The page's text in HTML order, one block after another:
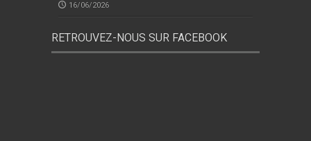
16/06/2026
RETROUVEZ-NOUS SUR FACEBOOK